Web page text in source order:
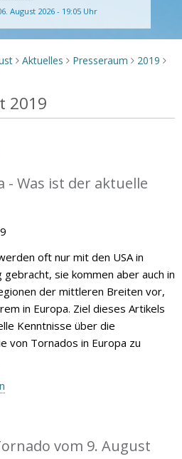
August 2026 - 19:05 Uhr
> Aktuelles > Presseraum > 2019 >
2019
- Was ist der aktuelle
oft nur mit den USA in
gebracht, sie kommen aber auch in
der mittleren Breiten vor,
in Europa. Ziel dieses Artikels
Kenntnisse über die
von Tornados in Europa zu
vom 9. August